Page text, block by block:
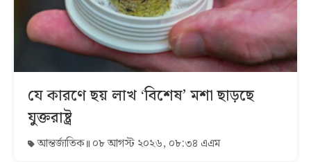
যে কারণে ছয় লাখ ‘বিশেষ’ মশা ছাড়ছে
যুক্তরাষ্ট্র
আন্তর্জাতিক ০৮ আগস্ট ২০২৬, ০৮:৩৪ এএম